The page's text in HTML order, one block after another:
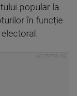
popular la
în funcție